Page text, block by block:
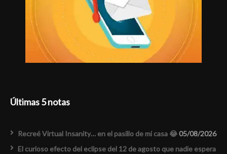
Últimas 5 notas
Recreé Virtual Insanity… en el pasillo de mi casa 😂05/08/2026
El curioso efecto del eclipse del 12 de agosto que nadie espera